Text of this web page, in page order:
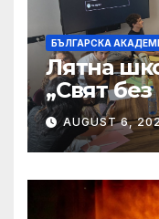
БЪЛГАРСКА
Лятна
„Свят
AUGUST 6,